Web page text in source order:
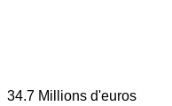
34.7 Millions d'euros